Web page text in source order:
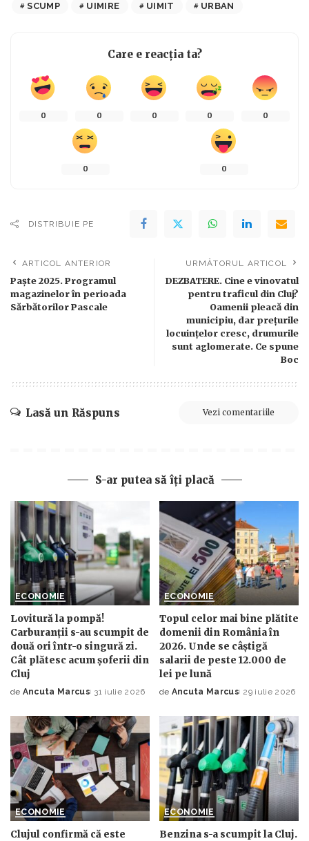
SCUMP
UIMIRE UIMIT URBAN
Care e reacția ta?
0 0 0 0 0
0 0
DISTRIBUIE PE
ARTICOL ANTERIOR
Paște 2025. Programul
magazinelor în perioada
Sărbătorilor Pascale
URMĂTORUL ARTICOL
DEZBATERE. Cine e vinovatul
pentru traficul din Cluj?
Oamenii pleacă din
municipiu, dar prețurile
locuințelor cresc, drumurile
sunt aglomerate. Ce spune
Boc
Lasă un Răspuns Vezi comentariile
S-ar putea să îți placă
ECONOMIE
Lovitură la pompă!
Carburanții s-au scumpit de
două ori într-o singură zi.
Cât plătesc acum șoferii din
Cluj
Posted
de Ancuta Marcus 31 iulie 2026
ECONOMIE
Topul celor mai bine plătite
domenii din România în
2026. Unde se câștigă
salarii de peste 12.000 de
lei pe lună
Posted
de Ancuta Marcus 29 iulie 2026
ECONOMIE
Clujul confirmă că este
ECONOMIE
Benzina s-a scumpit la Cluj.